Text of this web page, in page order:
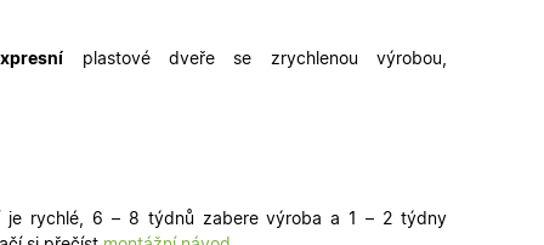
plastové dveře se zrychlenou výrobou,
je rychlé, 6 – 8 týdnů zabere výroba a 1 – 2 týdny
pro správné
cookies
cookies.